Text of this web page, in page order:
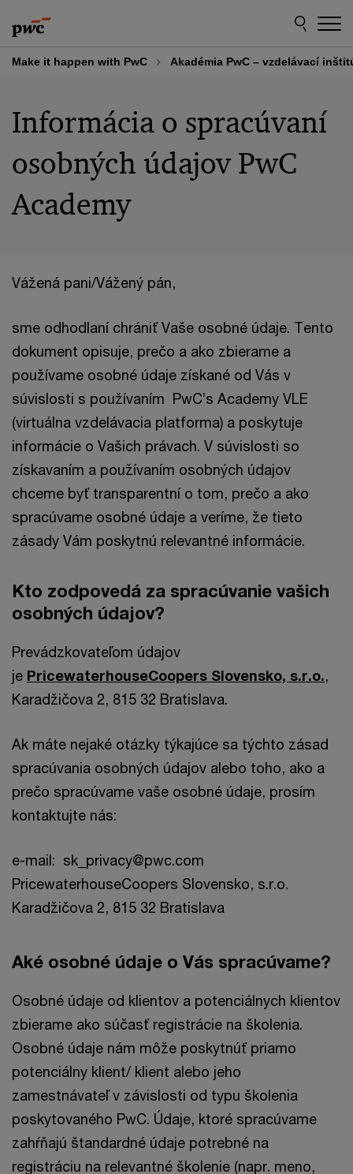
to
content
to
footer
Make it happen with PwC Akadémia PwC – vzdelávací
Informácia o spracúvaní
osobných údajov PwC
Academy
Vážená pani/Vážený pán,
sme odhodlaní chrániť Vaše osobné údaje. Tento
dokument opisuje, prečo a ako zbierame a
používame osobné údaje získané od Vás v
súvislosti s používaním PwC’s Academy VLE
(virtuálna vzdelávacia platforma) a poskytuje
informácie o Vašich právach. V súvislosti so
získavaním a používaním osobných údajov
chceme byť transparentní o tom, prečo a ako
spracúvame osobné údaje a veríme, že tieto
zásady Vám poskytnú relevantné informácie.
Kto zodpovedá za spracúvanie vašich
osobných údajov?
Prevádzkovateľom údajov
je PricewaterhouseCoopers Slovensko, s.r.o.,
Karadžičova 2, 815 32 Bratislava.
Ak máte nejaké otázky týkajúce sa týchto zásad
spracúvania osobných údajov alebo toho, ako a
prečo spracúvame vaše osobné údaje, prosím
kontaktujte nás:
e-mail: sk_privacy@pwc.com
PricewaterhouseCoopers Slovensko, s.r.o.
Karadžičova 2, 815 32 Bratislava
Aké osobné údaje o Vás spracúvame?
Osobné údaje od klientov a potenciálnych klientov
zbierame ako súčasť registrácie na školenia.
Osobné údaje nám môže poskytnúť priamo
potenciálny klient/ klient alebo jeho
zamestnávateľ v závislosti od typu školenia
poskytovaného PwC. Údaje, ktoré spracúvame
zahŕňajú štandardné údaje potrebné na
registráciu na relevantné školenie (napr. meno,